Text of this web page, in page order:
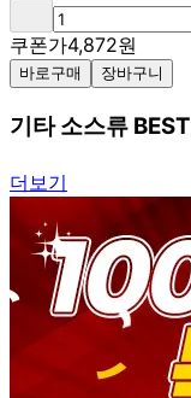
쿠폰가4,872원
바로구매 장바구니
기타 소스류 BEST
더보기